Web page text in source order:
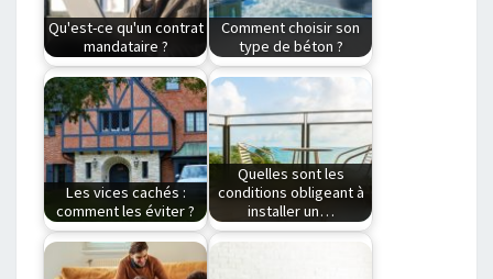
Qu'est-ce qu'un contrat
mandataire ?
Qu'est-ce qu'un
contrat mandataire ?
Le contrat
mandataire est un…
Comment choisir son
type de béton ?
Quelle est la
différence entre un
revêtement en béton
lavé…
Les vices cachés :
comment les éviter ?
Lorsque vous achetez
un bien, qu’il s’agisse
Quelles sont les
conditions obligeant à
installer un…
Quelles sont les